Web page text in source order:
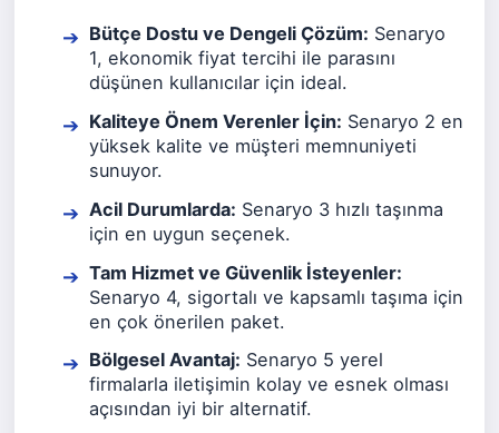
Bütçe Dostu ve Dengeli Çözüm: Senaryo
1, ekonomik fiyat tercihi ile parasını
düşünen kullanıcılar için ideal.
Kaliteye Önem Verenler İçin: Senaryo 2 en
yüksek kalite ve müşteri memnuniyeti
sunuyor.
Acil Durumlarda: Senaryo 3 hızlı taşınma
için en uygun seçenek.
Tam Hizmet ve Güvenlik İsteyenler:
Senaryo 4, sigortalı ve kapsamlı taşıma için
en çok önerilen paket.
Bölgesel Avantaj: Senaryo 5 yerel
firmalarla iletişimin kolay ve esnek olması
açısından iyi bir alternatif.